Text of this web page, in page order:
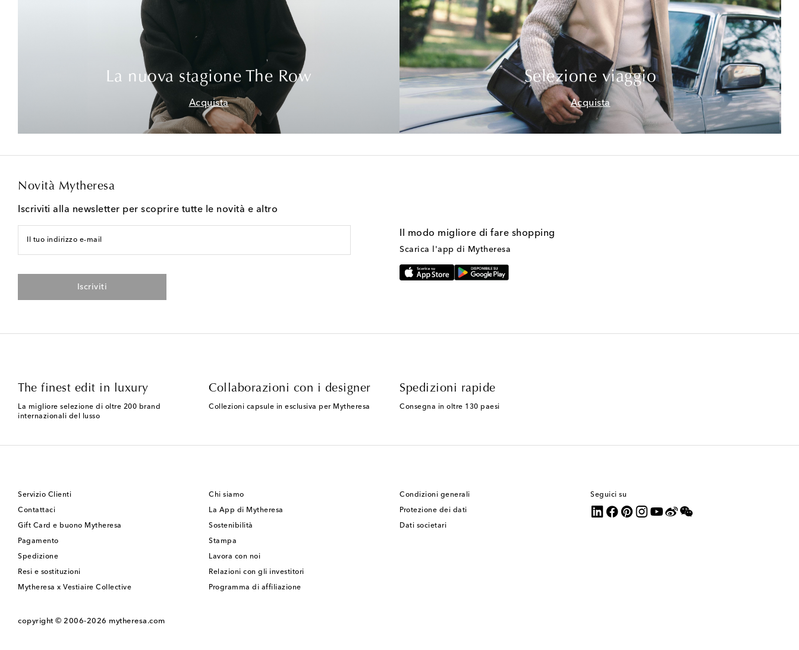
La nuova stagione The Row
Acquista
Selezione viaggio
Acquista
Novità Mytheresa
Iscriviti alla newsletter per scoprire tutte le novità e altro
Il tuo indirizzo e-mail
Iscriviti
Il modo migliore di fare shopping
Scarica l'app di Mytheresa
The finest edit in luxury
La migliore selezione di oltre 200 brand
internazionali del lusso
Collaborazioni con i designer
Collezioni capsule in esclusiva per Mytheresa
Spedizioni rapide
Consegna in oltre 130 paesi
Servizio Clienti
Contattaci
Gift Card e buono Mytheresa
Pagamento
Spedizione
Resi e sostituzioni
Mytheresa x Vestiaire Collective
Chi siamo
La App di Mytheresa
Sostenibilità
Stampa
Lavora con noi
Relazioni con gli investitori
Programma di affiliazione
Condizioni generali
Protezione dei dati
Dati societari
Seguici su
copyright © 2006-2026 mytheresa.com